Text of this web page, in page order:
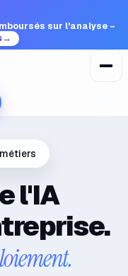
sur l'analyse –
l'IA